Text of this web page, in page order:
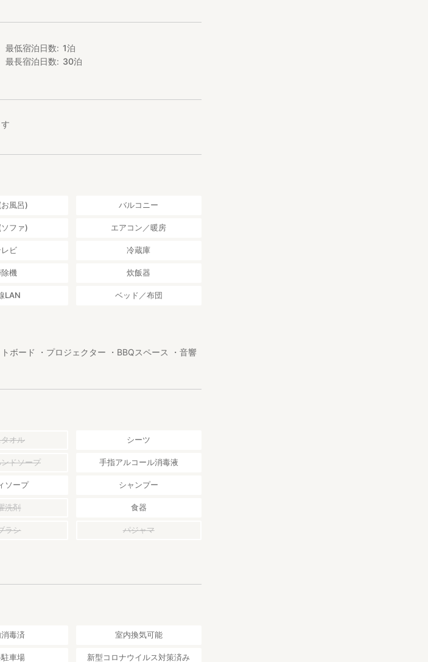
最低宿泊日数 1泊
最長宿泊日数
30泊
風呂) バルコニー
ファ) エアコン／暖房
レビ 冷蔵庫
機 炊飯器
LAN ベッド／布団
ボード ・プロジェクター ・BBQスペース ・音響
オル シーツ
ドソープ 手指アルコール消毒液
ソープ シャンプー
洗剤 食器
ラシ パジャマ
毒済 室内換気可能
車場 新型コロナウイルス対策済み